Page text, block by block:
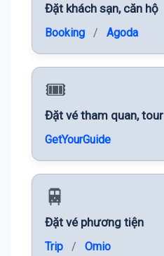
Đặt khách sạn, căn hộ
Booking / Agoda
🎟️
Đặt vé tham quan, tour
GetYourGuide
🚆
Đặt vé phương tiện
Trip / Omio